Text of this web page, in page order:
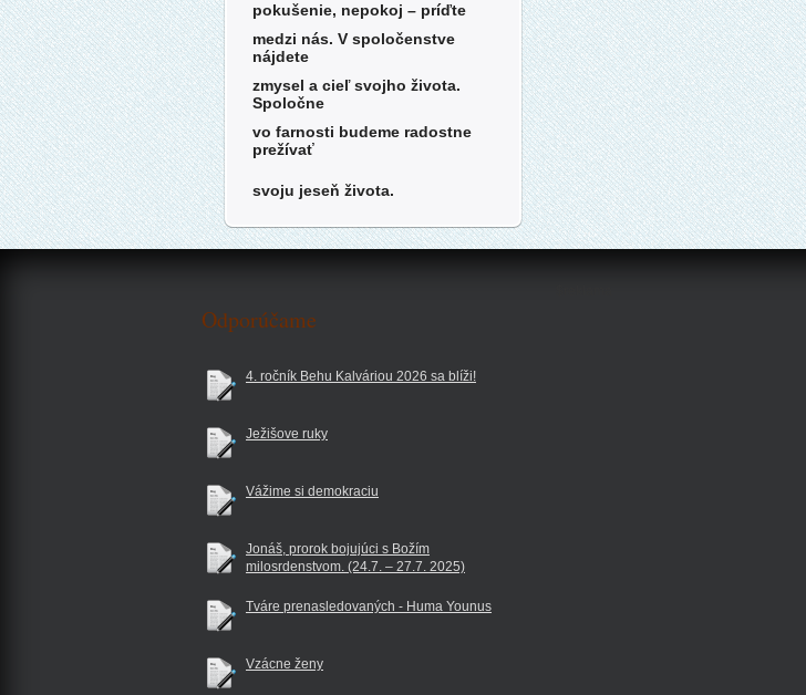
pokušenie, nepokoj – príďte
medzi nás. V spoločenstve
nájdete
zmysel a cieľ svojho života.
Spoločne
vo farnosti budeme radostne
prežívať
svoju jeseň života.
Odporúčame
4. ročník Behu Kalváriou 2026 sa blíži!
Ježišove ruky
Vážime si demokraciu
Jonáš, prorok bojujúci s Božím
milosrdenstvom. (24.7. – 27.7. 2025)
Tváre prenasledovaných - Huma Younus
Vzácne ženy